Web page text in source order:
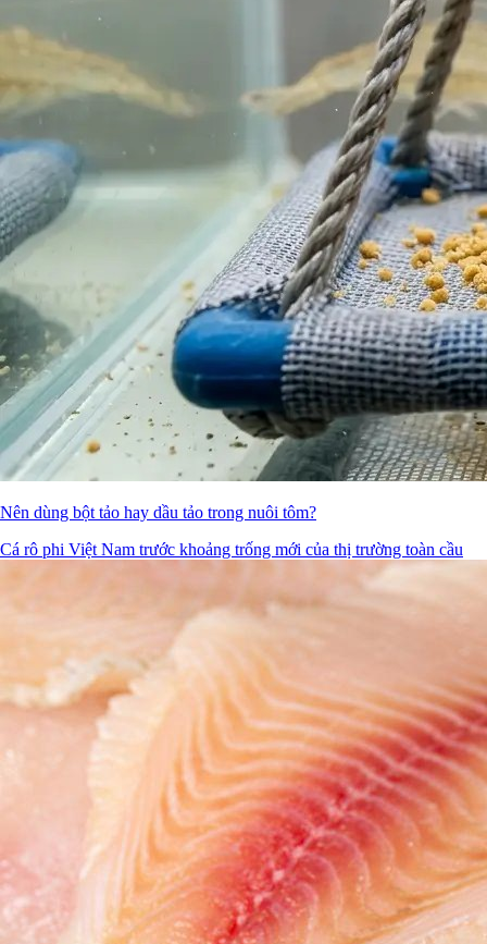
Nên dùng bột tảo hay dầu tảo trong nuôi tôm?
Cá rô phi Việt Nam trước khoảng trống mới của thị trường toàn cầu